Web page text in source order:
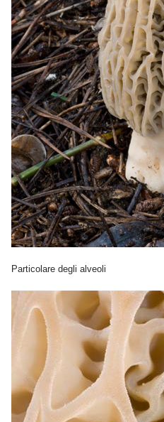
Particolare degli alveoli